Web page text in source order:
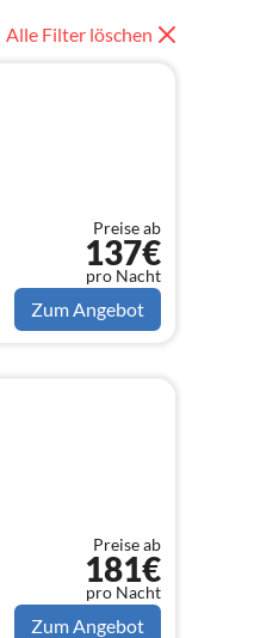
Alle Filter löschen
Preise ab
137€
pro Nacht
Zum Angebot
Preise ab
181€
pro Nacht
Zum Angebot